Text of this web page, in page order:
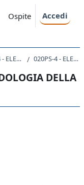
Ospite Accedi
020PS-4 - ELEMENTI DI METODOLOGIA DELLA RICERCA PSICOLOGICA 2023 020PS-4 - ELEMENTI DI METODOLOGIA DELLA RICERCA PSICOLOGICA
DELLA